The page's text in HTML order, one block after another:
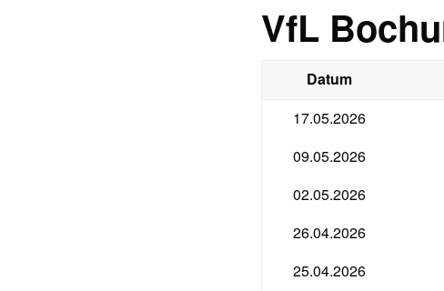
VfL
Datum
17.05.2026
09.05.2026
02.05.2026
26.04.2026
25.04.2026